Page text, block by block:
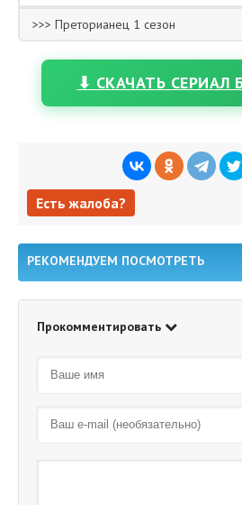
>>> Преторианец 1 сезон
⬇ СКАЧАТЬ СЕРИАЛ
Есть жалоба?
РЕКОМЕНДУЕМ ПОСМОТРЕТЬ
Прокомментировать